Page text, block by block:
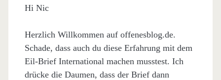
Hi Nic
Herzlich Willkommen auf offenesblog.de.
Schade, dass auch du diese Erfahrung mit dem
Eil-Brief International machen musstest. Ich
drücke die Daumen, dass der Brief dann